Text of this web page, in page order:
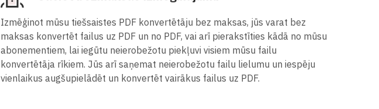
Izmēģinot mūsu tiešsaistes PDF konvertētāju bez maksas, jūs varat bez
maksas konvertēt failus uz PDF un no PDF, vai arī pierakstīties kādā no mūsu
abonementiem, lai iegūtu neierobežotu piekļuvi visiem mūsu failu
konvertētāja rīkiem. Jūs arī saņemat neierobežotu failu lielumu un iespēju
vienlaikus augšupielādēt un konvertēt vairākus failus uz PDF.